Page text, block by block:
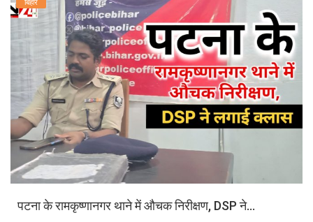
पटना के रामकृष्णानगर थाने में औचक निरीक्षण, DSP ने...